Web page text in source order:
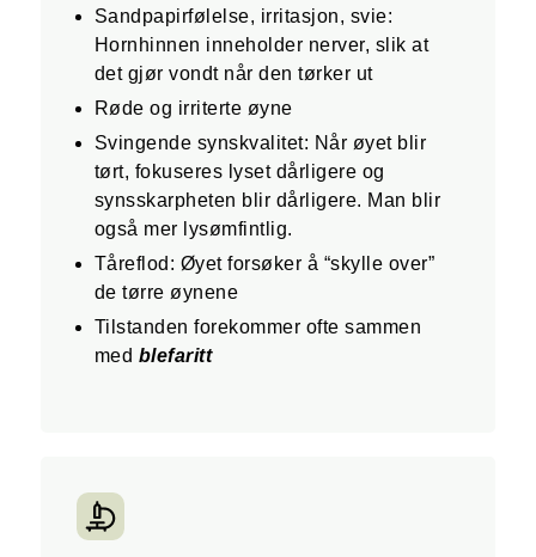
Sandpapirfølelse, irritasjon, svie:
Hornhinnen inneholder nerver, slik at
det gjør vondt når den tørker ut
Røde og irriterte øyne
Svingende synskvalitet: Når øyet blir
tørt, fokuseres lyset dårligere og
synsskarpheten blir dårligere. Man blir
også mer lysømfintlig.
Tåreflod: Øyet forsøker å “skylle over”
de tørre øynene
Tilstanden forekommer ofte sammen
med blefaritt